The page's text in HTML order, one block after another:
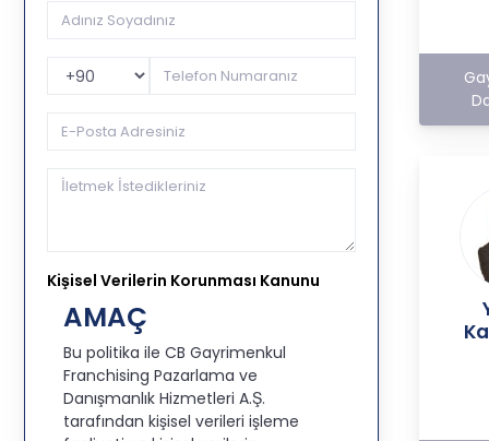
Telefon Kodu
Kişisel Verilerin Korunması Kanunu
AMAÇ
Bu politika ile CB Gayrimenkul
Franchising Pazarlama ve
Danışmanlık Hizmetleri A.Ş.
tarafından kişisel verileri işleme